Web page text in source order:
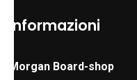
Informazioni
Morgan Board-shop